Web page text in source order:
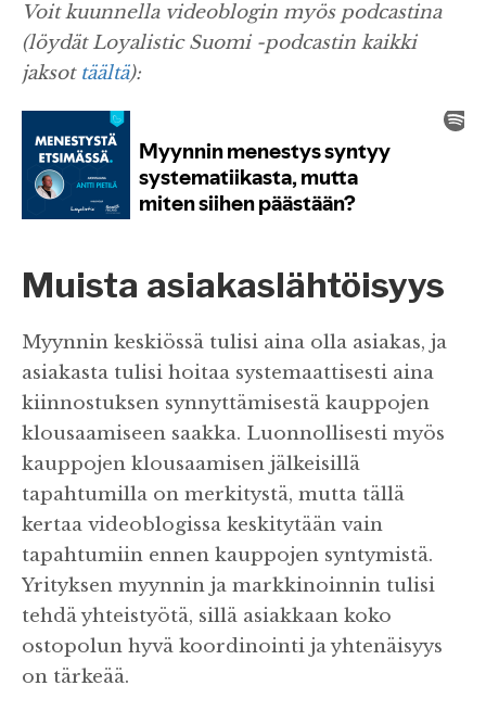
Voit kuunnella videoblogin myös podcastina
(löydät Loyalistic Suomi -podcastin kaikki
jaksot täältä):
Muista asiakaslähtöisyys
Myynnin keskiössä tulisi aina olla asiakas, ja
asiakasta tulisi hoitaa systemaattisesti aina
kiinnostuksen synnyttämisestä kauppojen
klousaamiseen saakka. Luonnollisesti myös
kauppojen klousaamisen jälkeisillä
tapahtumilla on merkitystä, mutta tällä
kertaa videoblogissa keskitytään vain
tapahtumiin ennen kauppojen syntymistä.
Yrityksen myynnin ja markkinoinnin tulisi
tehdä yhteistyötä, sillä asiakkaan koko
ostopolun hyvä koordinointi ja yhtenäisyys
on tärkeää.